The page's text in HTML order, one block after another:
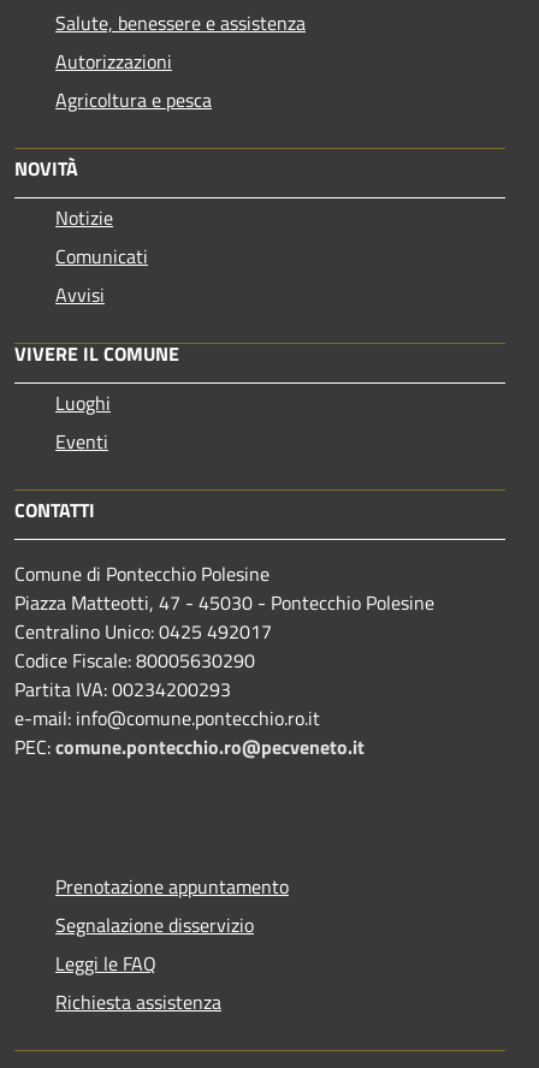
Salute, benessere e assistenza
Autorizzazioni
Agricoltura e pesca
NOVITÀ
Notizie
Comunicati
Avvisi
VIVERE IL COMUNE
Luoghi
Eventi
CONTATTI
Comune di Pontecchio Polesine
Piazza Matteotti, 47 - 45030 - Pontecchio Polesine
Centralino Unico: 0425 492017
Codice Fiscale: 80005630290
Partita IVA: 00234200293
e-mail: info@comune.pontecchio.ro.it
PEC:comune.pontecchio.ro@pecveneto.it
Prenotazione appuntamento
Segnalazione disservizio
Leggi le FAQ
Richiesta assistenza